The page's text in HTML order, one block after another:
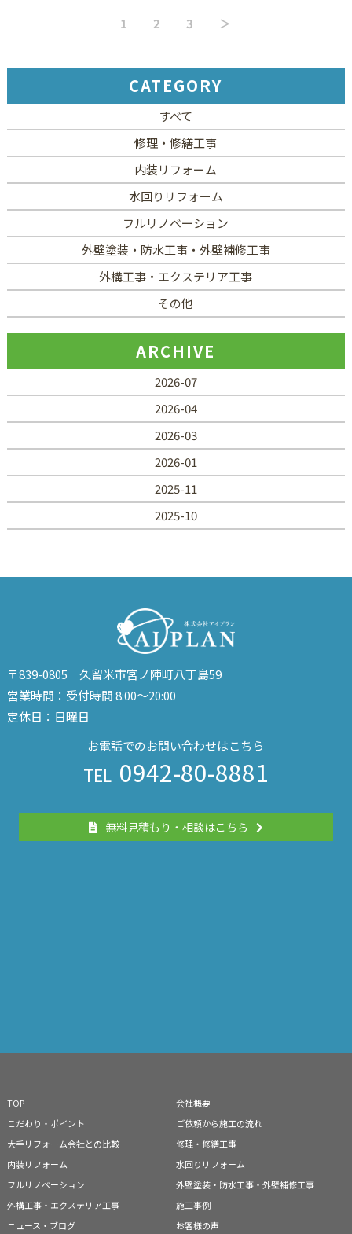
1 2 3 ＞
CATEGORY
すべて
修理・修繕工事
内装リフォーム
水回りリフォーム
フルリノベーション
外壁塗装・防水工事・外壁補修工事
外構工事・エクステリア工事
その他
ARCHIVE
2026-07
2026-04
2026-03
2026-01
2025-11
2025-10
〒839-0805 久留米市宮ノ陣町八丁島59
営業時間：受付時間 8:00～20:00
定休日：日曜日
お電話でのお問い合わせはこちら
TEL 0942-80-8881
無料見積もり・相談はこちら
TOP
会社概要
こだわり・ポイント
ご依頼から施工の流れ
大手リフォーム会社との比較
修理・修繕工事
内装リフォーム
水回りリフォーム
フルリノベーション
外壁塗装・防水工事・外壁補修工事
外構工事・エクステリア工事
施工事例
ニュース・ブログ
お客様の声